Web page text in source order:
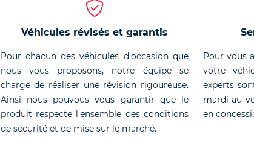
Véhicules révisés et garantis
Pour chacun des véhicules d'occasion que
nous vous proposons, notre équipe se
charge de réaliser une révision rigoureuse.
Ainsi nous pouvous vous garantir que le
produit respecte l'ensemble des conditions
de sécurité et de mise sur le marché.
Pour vous
votre
experts
mardi au
en